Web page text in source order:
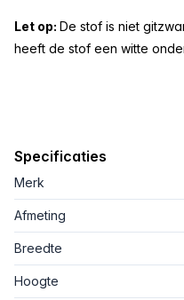
Let op: De stof is niet
heeft de stof een witte
Specificaties
Merk
Afmeting
Breedte
Hoogte